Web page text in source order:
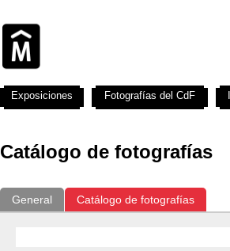
Catálogo de fotografías
General Catálogo de fotografías
Exposiciones Fotografías del CdF